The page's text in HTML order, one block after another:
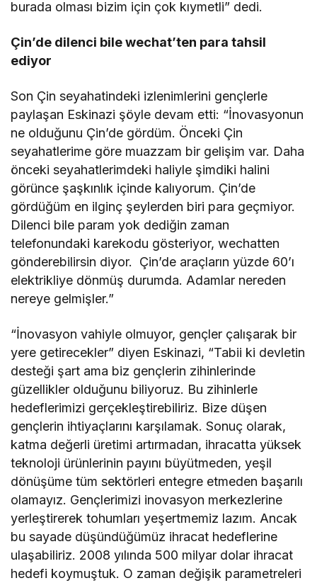
burada olması bizim için çok kıymetli” dedi.
Çin’de dilenci bile wechat’ten para tahsil
ediyor
Son Çin seyahatindeki izlenimlerini gençlerle
paylaşan Eskinazi şöyle devam etti: “İnovasyonun
ne olduğunu Çin’de gördüm. Önceki Çin
seyahatlerime göre muazzam bir gelişim var. Daha
önceki seyahatlerimdeki haliyle şimdiki halini
görünce şaşkınlık içinde kalıyorum. Çin’de
gördüğüm en ilginç şeylerden biri para geçmiyor.
Dilenci bile param yok dediğin zaman
telefonundaki karekodu gösteriyor, wechatten
gönderebilirsin diyor. Çin’de araçların yüzde 60’ı
elektrikliye dönmüş durumda. Adamlar nereden
nereye gelmişler.”
“İnovasyon vahiyle olmuyor, gençler çalışarak bir
yere getirecekler” diyen Eskinazi, “Tabii ki devletin
desteği şart ama biz gençlerin zihinlerinde
güzellikler olduğunu biliyoruz. Bu zihinlerle
hedeflerimizi gerçekleştirebiliriz. Bize düşen
gençlerin ihtiyaçlarını karşılamak. Sonuç olarak,
katma değerli üretimi artırmadan, ihracatta yüksek
teknoloji ürünlerinin payını büyütmeden, yeşil
dönüşüme tüm sektörleri entegre etmeden başarılı
olamayız. Gençlerimizi inovasyon merkezlerine
yerleştirerek tohumları yeşertmemiz lazım. Ancak
bu sayade düşündüğümüz ihracat hedeflerine
ulaşabiliriz. 2008 yılında 500 milyar dolar ihracat
hedefi koymuştuk. O zaman değişik parametreleri